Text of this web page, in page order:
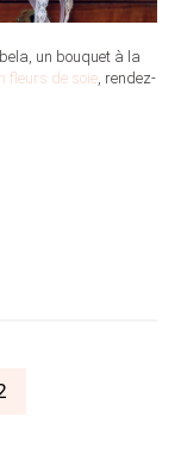
un bouquet à la
fleurs de soie , rendez-